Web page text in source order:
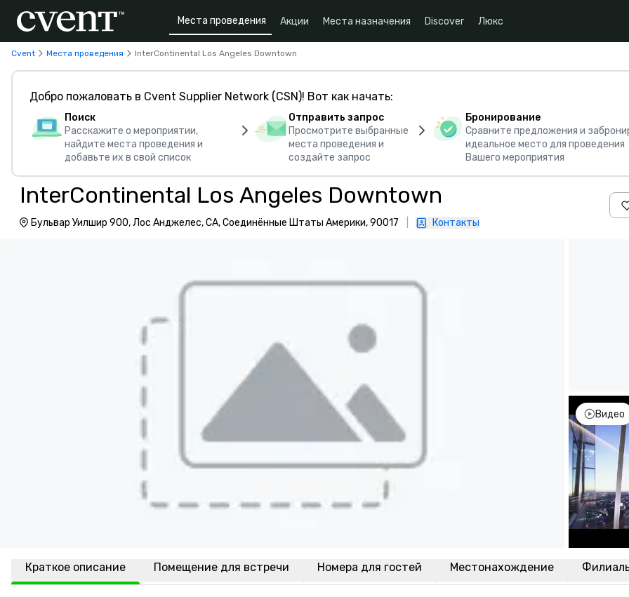
Места проведения Акции Места назначения Discover Люкс
Cvent Места проведения InterContinental Los Angeles Downtown
Добро пожаловать в Cvent Supplier Network (CSN)! Вот как начать:
Поиск
Расскажите о мероприятии,
найдите места проведения и
добавьте их в свой список
Отправить запрос
Просмотрите выбранные
места проведения и
создайте запрос
Бронирование
Сравните предложения и
идеальное место для проведения
Вашего мероприятия
InterContinental Los Angeles Downtown
Бульвар Уилшир 900, Лос Анджелес, CA, Соединённые Штаты Америки, 90017 Контакты
Видео
Краткое описание Помещение для встречи Номера для гостей Местонахождение